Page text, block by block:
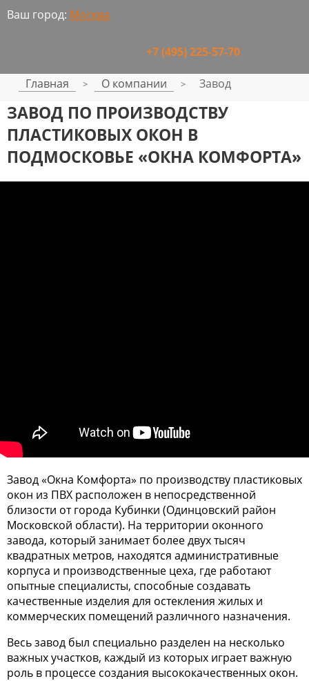
Ваш город: Москва
+7 (495) 225-57-70
Главная > О компании > Завод
ЗАВОД ПО ПРОИЗВОДСТВУ
ПЛАСТИКОВЫХ ОКОН В
ПОДМОСКОВЬЕ «ОКНА КОМФОРТА»
Завод «Окна Комфорта» по производству пластиковых
окон из ПВХ расположен в непосредственной
близости от города Кубинки (Одинцовский район
Московской области). На территории оконного
завода, который занимает более двух тысяч
квадратных метров, находятся административные
корпуса и производственные цеха, где работают
опытные специалисты, способные создавать
качественные изделия для остекления жилых и
коммерческих помещений различного назначения.
Весь завод был специально разделен на несколько
важных участков, каждый из которых играет важную
роль в процессе создания высококачественных окон.